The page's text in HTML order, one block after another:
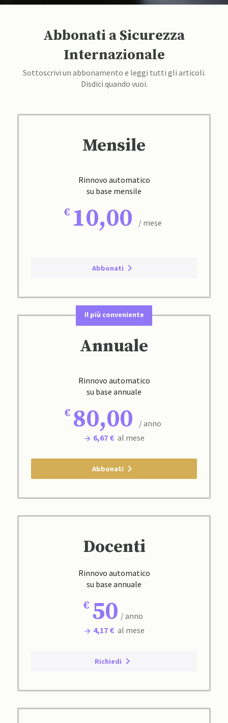
Abbonati a Sicurezza
Internazionale
Sottoscrivi un abbonamento e leggi tutti gli articoli.
Disdici quando vuoi.
Mensile
Rinnovo automatico
su base mensile
10,00 / mese
Abbonati
Il più conveniente
Annuale
Rinnovo automatico
su base annuale
80,00
/ anno
6,67 € al mese
Abbonati
Docenti
Rinnovo automatico
su base annuale
50 / anno
4,17 € al mese
Richiedi